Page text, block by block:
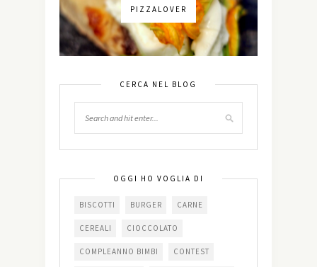
PIZZALOVER
CERCA NEL BLOG
OGGI HO VOGLIA DI
BISCOTTI BURGER CARNE
CEREALI CIOCCOLATO
COMPLEANNO BIMBI CONTEST